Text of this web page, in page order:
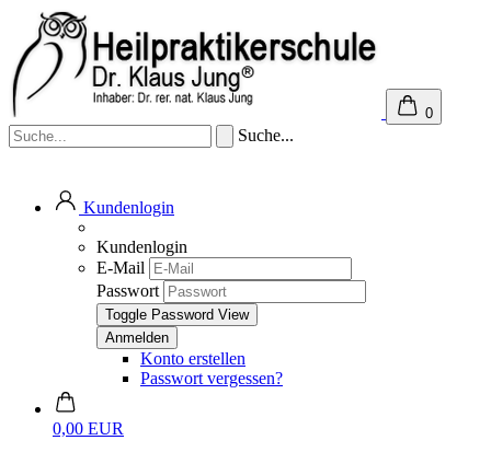
0
Suche...
Kundenlogin
Kundenlogin
E-Mail
Passwort
Toggle Password View
Konto erstellen
Passwort vergessen?
0,00 EUR